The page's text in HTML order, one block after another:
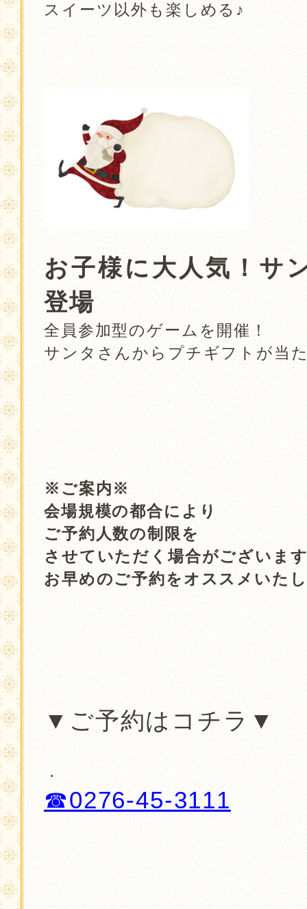
スイーツ以外も楽しめる♪
．
．
．
お子様に大人気！サ
登場
全員参加型のゲームを開催！
サンタさんからプチギフトが当
．
※ご案内※
会場規模の都合により
ご予約人数の制限を
させていただく場合がございま
お早めのご予約をオススメいた
．
▼ご予約はコチラ▼
．
☎︎0276-45-3111
．